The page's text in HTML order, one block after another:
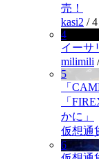
売！
kasi2 /
4
イーサ
milimili
5
「
「
かに」
仮想通
6